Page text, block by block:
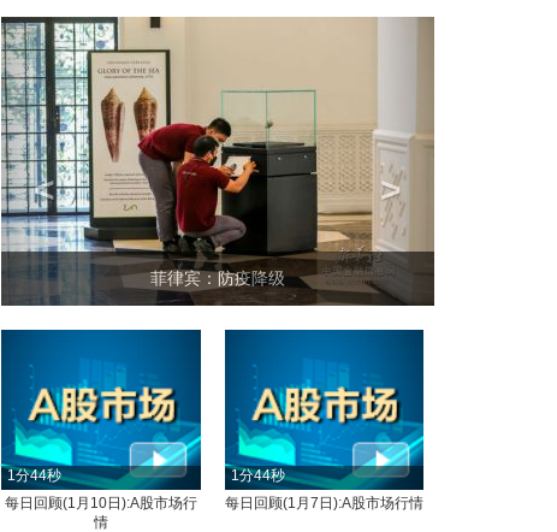
菲律宾：防疫降级
< >
1分44秒
每日回顾(1月10日):A股市场行
情
1分44秒
每日回顾(1月7日):A股市场行情